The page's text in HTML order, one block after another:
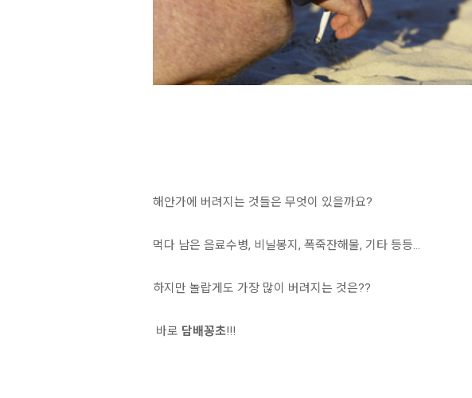
해안가에 버려지는 것들은 무엇이 있을까요?
먹다 남은 음료수병, 비닐봉지, 폭죽잔해물, 기타 등등...
하지만 놀랍게도 가장 많이 버려지는 것은??
바로 담배꽁초!!!